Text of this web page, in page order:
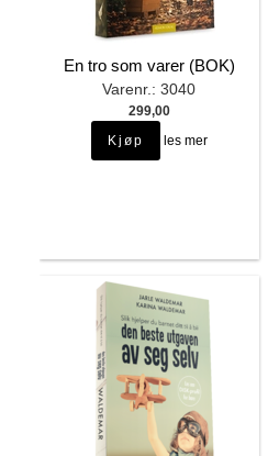
En tro som varer (BOK)
Varenr.: 3040
299,00
les mer